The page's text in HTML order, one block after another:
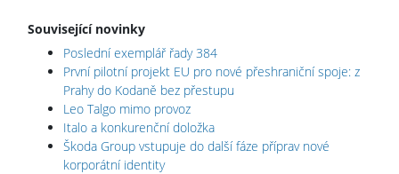
Související novinky
Poslední exemplář řady 384
První pilotní projekt EU pro nové přeshraniční spoje: z
Prahy do Kodaně bez přestupu
Leo Talgo mimo provoz
Italo a konkurenční doložka
Škoda Group vstupuje do další fáze příprav nové
korporátní identity